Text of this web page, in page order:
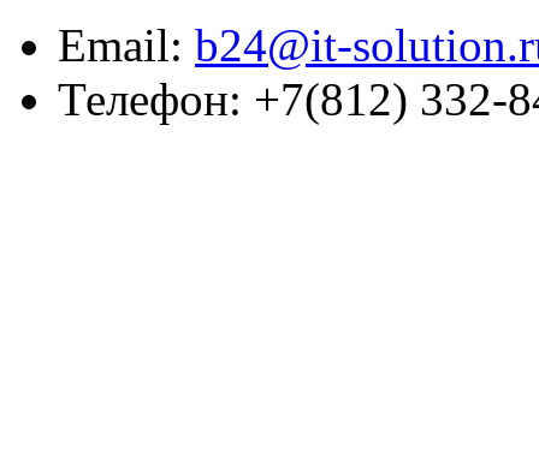
Email: b24@it-
Телефон: +7(812) 332-